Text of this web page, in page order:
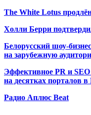
The White Lotus
Холли Берри
Белорусский шоу-
на зарубежную
Эффективное PR и
на десятках порталов в
Радио Аплюс Beat